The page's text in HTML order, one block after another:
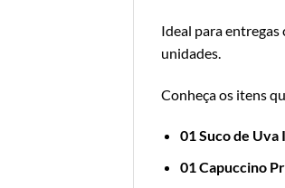
Ideal para
unidades.
Conheça os itens
01 Suco de
01 Capuccino